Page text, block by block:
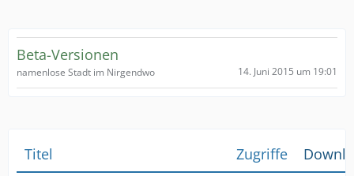
Beta-Versionen
namenlose Stadt im Nirgendwo 14. Juni 2015 um 19:01
Titel Zugriffe